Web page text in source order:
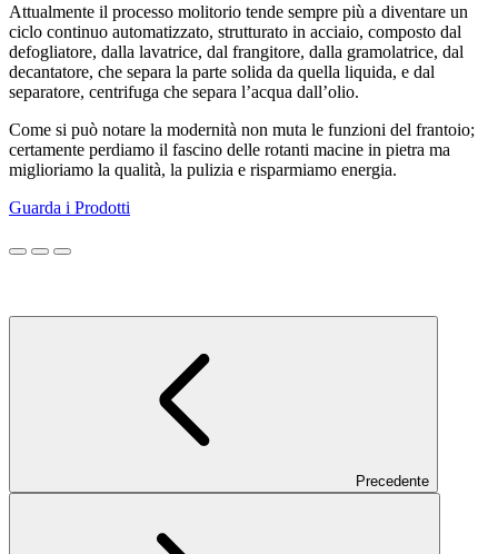
Attualmente il processo molitorio tende sempre più a diventare un
ciclo continuo automatizzato, strutturato in acciaio, composto dal
defogliatore, dalla lavatrice, dal frangitore, dalla gramolatrice, dal
decantatore, che separa la parte solida da quella liquida, e dal
separatore, centrifuga che separa l’acqua dall’olio.
Come si può notare la modernità non muta le funzioni del frantoio;
certamente perdiamo il fascino delle rotanti macine in pietra ma
miglioriamo la qualità, la pulizia e risparmiamo energia.
Guarda i Prodotti
Precedente